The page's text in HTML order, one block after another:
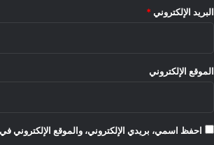
البريد الإلكتروني *
الموقع الإلكتروني
احفظ اسمي، بريدي الإلكتروني، والموقع الإلكتروني